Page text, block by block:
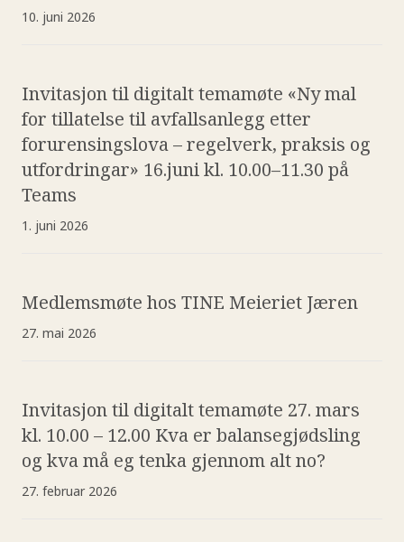
10. juni 2026
Invitasjon til digitalt temamøte «Ny mal
for tillatelse til avfallsanlegg etter
forurensingslova – regelverk, praksis og
utfordringar» 16.juni kl. 10.00–11.30 på
Teams
1. juni 2026
Medlemsmøte hos TINE Meieriet Jæren
27. mai 2026
Invitasjon til digitalt temamøte 27. mars
kl. 10.00 – 12.00 Kva er balansegjødsling
og kva må eg tenka gjennom alt no?
27. februar 2026